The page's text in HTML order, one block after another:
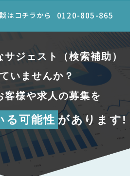
はコチラから 0120-805-865
サジェスト（検索補助）
いませんか？
客様や求人の募集を
る可能性 があります!